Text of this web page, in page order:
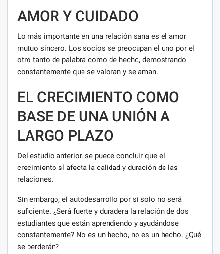
AMOR Y CUIDADO
Lo más importante en una relación sana es el amor
mutuo sincero. Los socios se preocupan el uno por el
otro tanto de palabra como de hecho, demostrando
constantemente que se valoran y se aman.
EL CRECIMIENTO COMO
BASE DE UNA UNIÓN A
LARGO PLAZO
Del estudio anterior, se puede concluir que el
crecimiento sí afecta la calidad y duración de las
relaciones.
Sin embargo, el autodesarrollo por sí solo no será
suficiente. ¿Será fuerte y duradera la relación de dos
estudiantes que están aprendiendo y ayudándose
constantemente? No es un hecho, no es un hecho. ¿Qué
se perderán?